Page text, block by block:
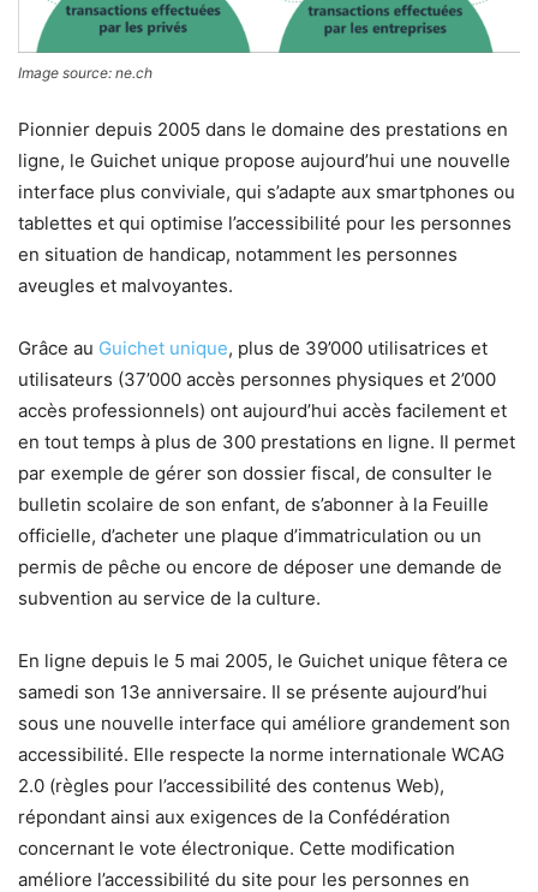
Image source: ne.ch
Pionnier depuis 2005 dans le domaine des prestations en
ligne, le Guichet unique propose aujourd’hui une nouvelle
interface plus conviviale, qui s’adapte aux smartphones ou
tablettes et qui optimise l’accessibilité pour les personnes
en situation de handicap, notamment les personnes
aveugles et malvoyantes.
Grâce au Guichet unique, plus de 39’000 utilisatrices et
utilisateurs (37’000 accès personnes physiques et 2’000
accès professionnels) ont aujourd’hui accès facilement et
en tout temps à plus de 300 prestations en ligne. Il permet
par exemple de gérer son dossier fiscal, de consulter le
bulletin scolaire de son enfant, de s’abonner à la Feuille
officielle, d’acheter une plaque d’immatriculation ou un
permis de pêche ou encore de déposer une demande de
subvention au service de la culture.
En ligne depuis le 5 mai 2005, le Guichet unique fêtera ce
samedi son 13e anniversaire. Il se présente aujourd’hui
sous une nouvelle interface qui améliore grandement son
accessibilité. Elle respecte la norme internationale WCAG
2.0 (règles pour l’accessibilité des contenus Web),
répondant ainsi aux exigences de la Confédération
concernant le vote électronique. Cette modification
améliore l’accessibilité du site pour les personnes en